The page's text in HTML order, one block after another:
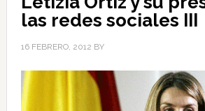
las redes sociales III
16 FEBRERO, 2012 BY